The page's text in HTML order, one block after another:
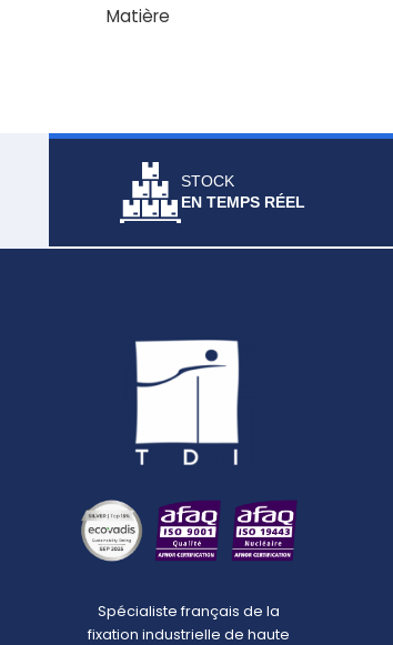
Matière
STOCK
EN TEMPS RÉEL
Spécialiste français de la
fixation industrielle de haute